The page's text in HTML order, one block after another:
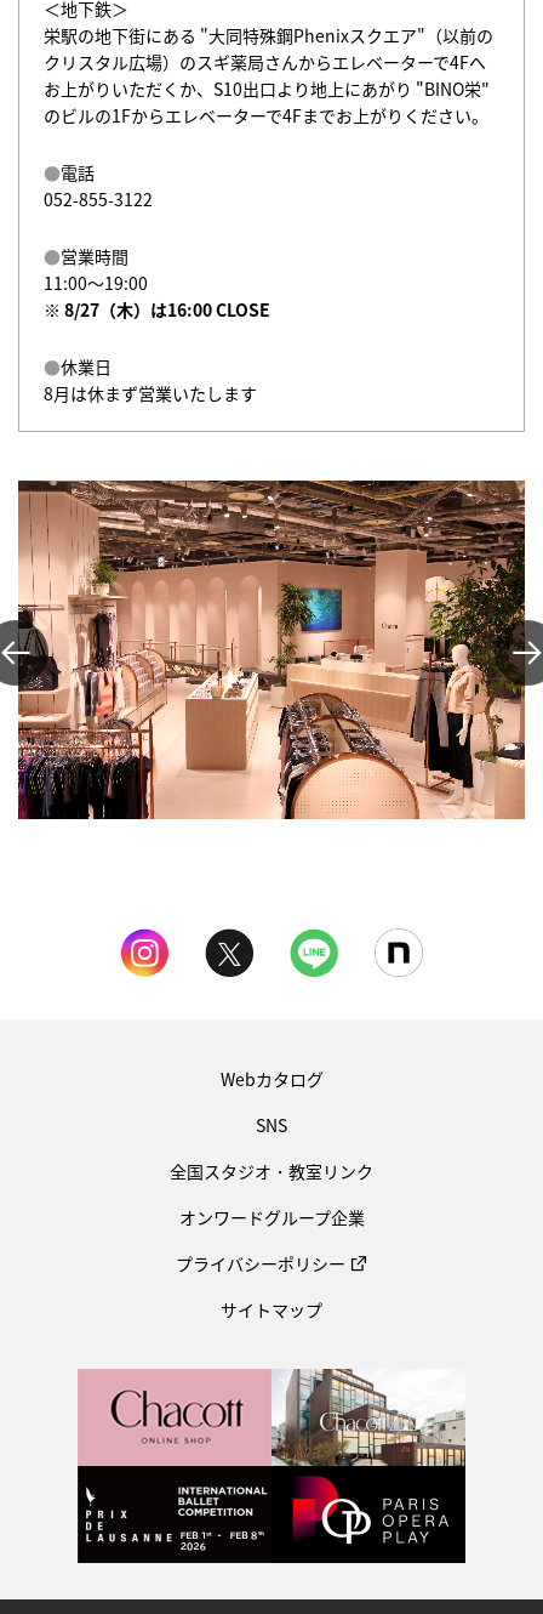
＜地下鉄＞
栄駅の地下街にある "大同特殊鋼Phenixスクエア"（以前の
クリスタル広場） のスギ薬局さんからエレベーターで4Fへ
お上がりいただくか、S10出口より地上にあがり "BINO栄"
のビルの1Fからエレベーターで4Fまでお上がりください。
電話
052-855-3122
営業時間
11:00〜19:00
※ 8/27（木）は16:00 CLOSE
休業日
8月は休まず営業いたします
Webカタログ
SNS
全国スタジオ・教室リンク
オンワードグループ企業
プライバシーポリシー
サイトマップ